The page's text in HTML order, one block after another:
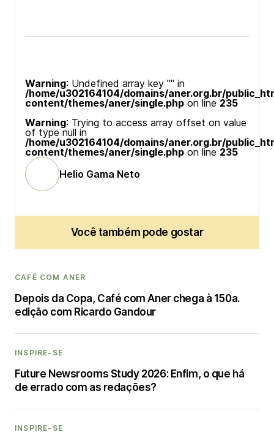
Warning: Undefined array key "" in
/home/u302164104/domains/aner.org.br/
content/themes/aner/single.php on line 235
Warning: Trying to access array offset on value
of type null in
/home/u302164104/domains/aner.org.br/
content/themes/aner/single.php on line 235
Helio Gama Neto
Você também pode gostar
CAFÉ COM ANER
Depois da Copa, Café com Aner chega à 150a.
edição com Ricardo Gandour
INSPIRE-SE
Future Newsrooms Study 2026: Enfim, o que há
de errado com as redações?
INSPIRE-SE